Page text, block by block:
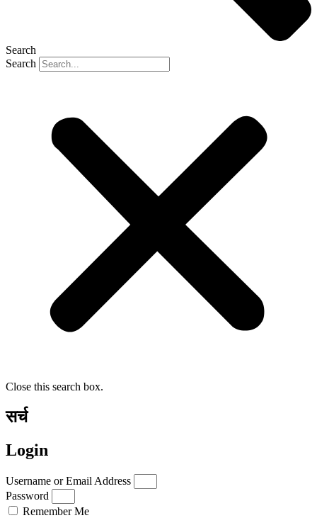
Search
Search
Close this search box.
सर्च
Login
Username or Email Address
Password
Remember Me